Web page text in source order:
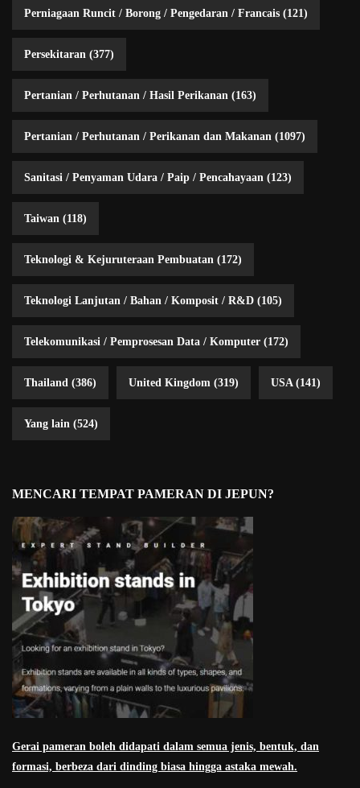
Perniagaan Runcit / Borong / Pengedaran / Francais (121)
Persekitaran (377)
Pertanian / Perhutanan / Hasil Perikanan (163)
Pertanian / Perhutanan / Perikanan dan Makanan (1097)
Sanitasi / Penyaman Udara / Paip / Pencahayaan (123)
Taiwan (118)
Teknologi & Kejuruteraan Pembuatan (172)
Teknologi Lanjutan / Bahan / Komposit / R&D (105)
Telekomunikasi / Pemprosesan Data / Komputer (172)
Thailand (386) United Kingdom (319) USA (141)
Yang lain (524)
MENCARI TEMPAT PAMERAN DI JEPUN?
Gerai pameran boleh didapati dalam semua jenis, bentuk, dan
formasi, berbeza dari dinding biasa hingga astaka mewah.